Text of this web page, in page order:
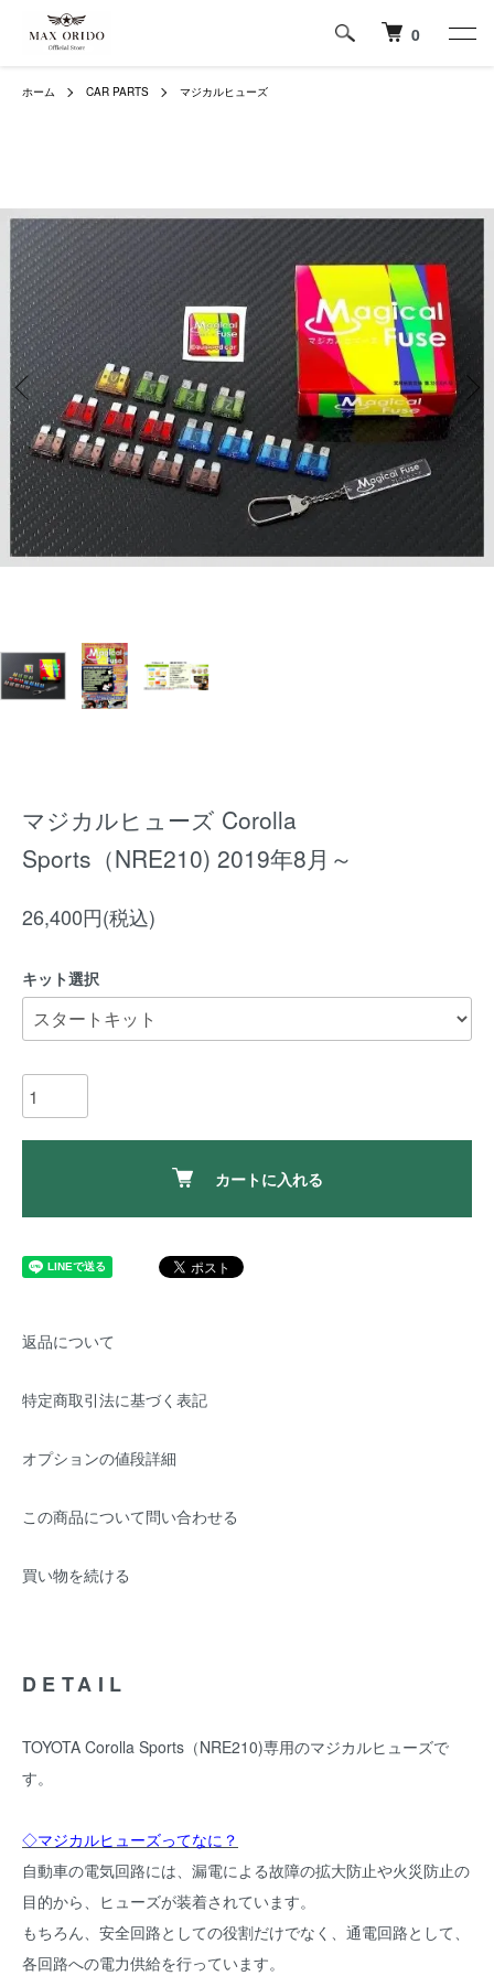
0
ホーム CAR PARTS マジカルヒューズ
マジカルヒューズ Corolla
Sports（NRE210) 2019年8月～
26,400円(税込)
キット選択
カートに入れる
返品について
特定商取引法に基づく表記
オプションの値段詳細
この商品について問い合わせる
買い物を続ける
DETAIL
TOYOTA Corolla Sports（NRE210)専用のマジカルヒューズで
す。
◇マジカルヒューズってなに？
自動車の電気回路には、漏電による故障の拡大防止や火災防止の
目的から、ヒューズが装着されています。
もちろん、安全回路としての役割だけでなく、通電回路として、
各回路への電力供給を行っています。